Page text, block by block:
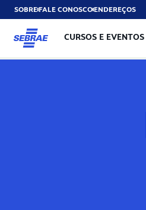
SOBREFALE CONOSCOENDEREÇOS
CURSOS E EVENTOS